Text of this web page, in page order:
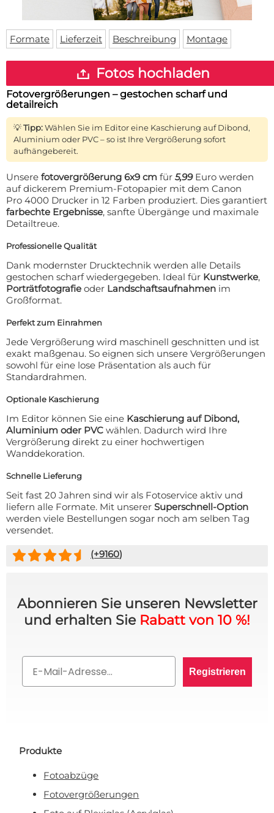
Bodenmatte
Custom skateboard deck
Lieferzeiten
Login
WhatsApp
Formate Lieferzeit Beschreibung Montage
Fotos hochladen
Fotovergrößerungen – gestochen scharf und
detailreich
💡Tipp:Wählen Sie im Editor eine Kaschierung auf Dibond,
Aluminium oder PVC – so ist Ihre Vergrößerung sofort
aufhängebereit.
Unsere fotovergrößerung 6x9 cm für 5,99Euro werden
auf dickerem Premium-Fotopapier mit dem Canon
Pro 4000 Drucker in 12 Farben produziert. Dies garantiert
farbechte Ergebnisse, sanfte Übergänge und maximale
Detailtreue.
Professionelle Qualität
Dank modernster Drucktechnik werden alle Details
gestochen scharf wiedergegeben. Ideal für Kunstwerke,
Porträtfotografie oder Landschaftsaufnahmen im
Großformat.
Perfekt zum Einrahmen
Jede Vergrößerung wird maschinell geschnitten und ist
exakt maßgenau. So eignen sich unsere Vergrößerungen
sowohl für eine lose Präsentation als auch für
Standardrahmen.
Optionale Kaschierung
Im Editor können Sie eine Kaschierung auf Dibond,
Aluminium oder PVC wählen. Dadurch wird Ihre
Vergrößerung direkt zu einer hochwertigen
Wanddekoration.
Schnelle Lieferung
Seit fast 20 Jahren sind wir als Fotoservice aktiv und
liefern alle Formate. Mit unserer Superschnell-Option
werden viele Bestellungen sogar noch am selben Tag
versendet.
(+9160)
Abonnieren Sie unseren Newsletter
und erhalten Sie Rabatt von 10 %!
Registrieren
Produkte
Fotoabzüge
Fotovergrößerungen